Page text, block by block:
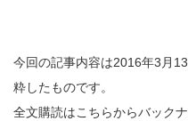
今回の記事内容は2016年3月
粋したものです。
全文購読はこちらからバック